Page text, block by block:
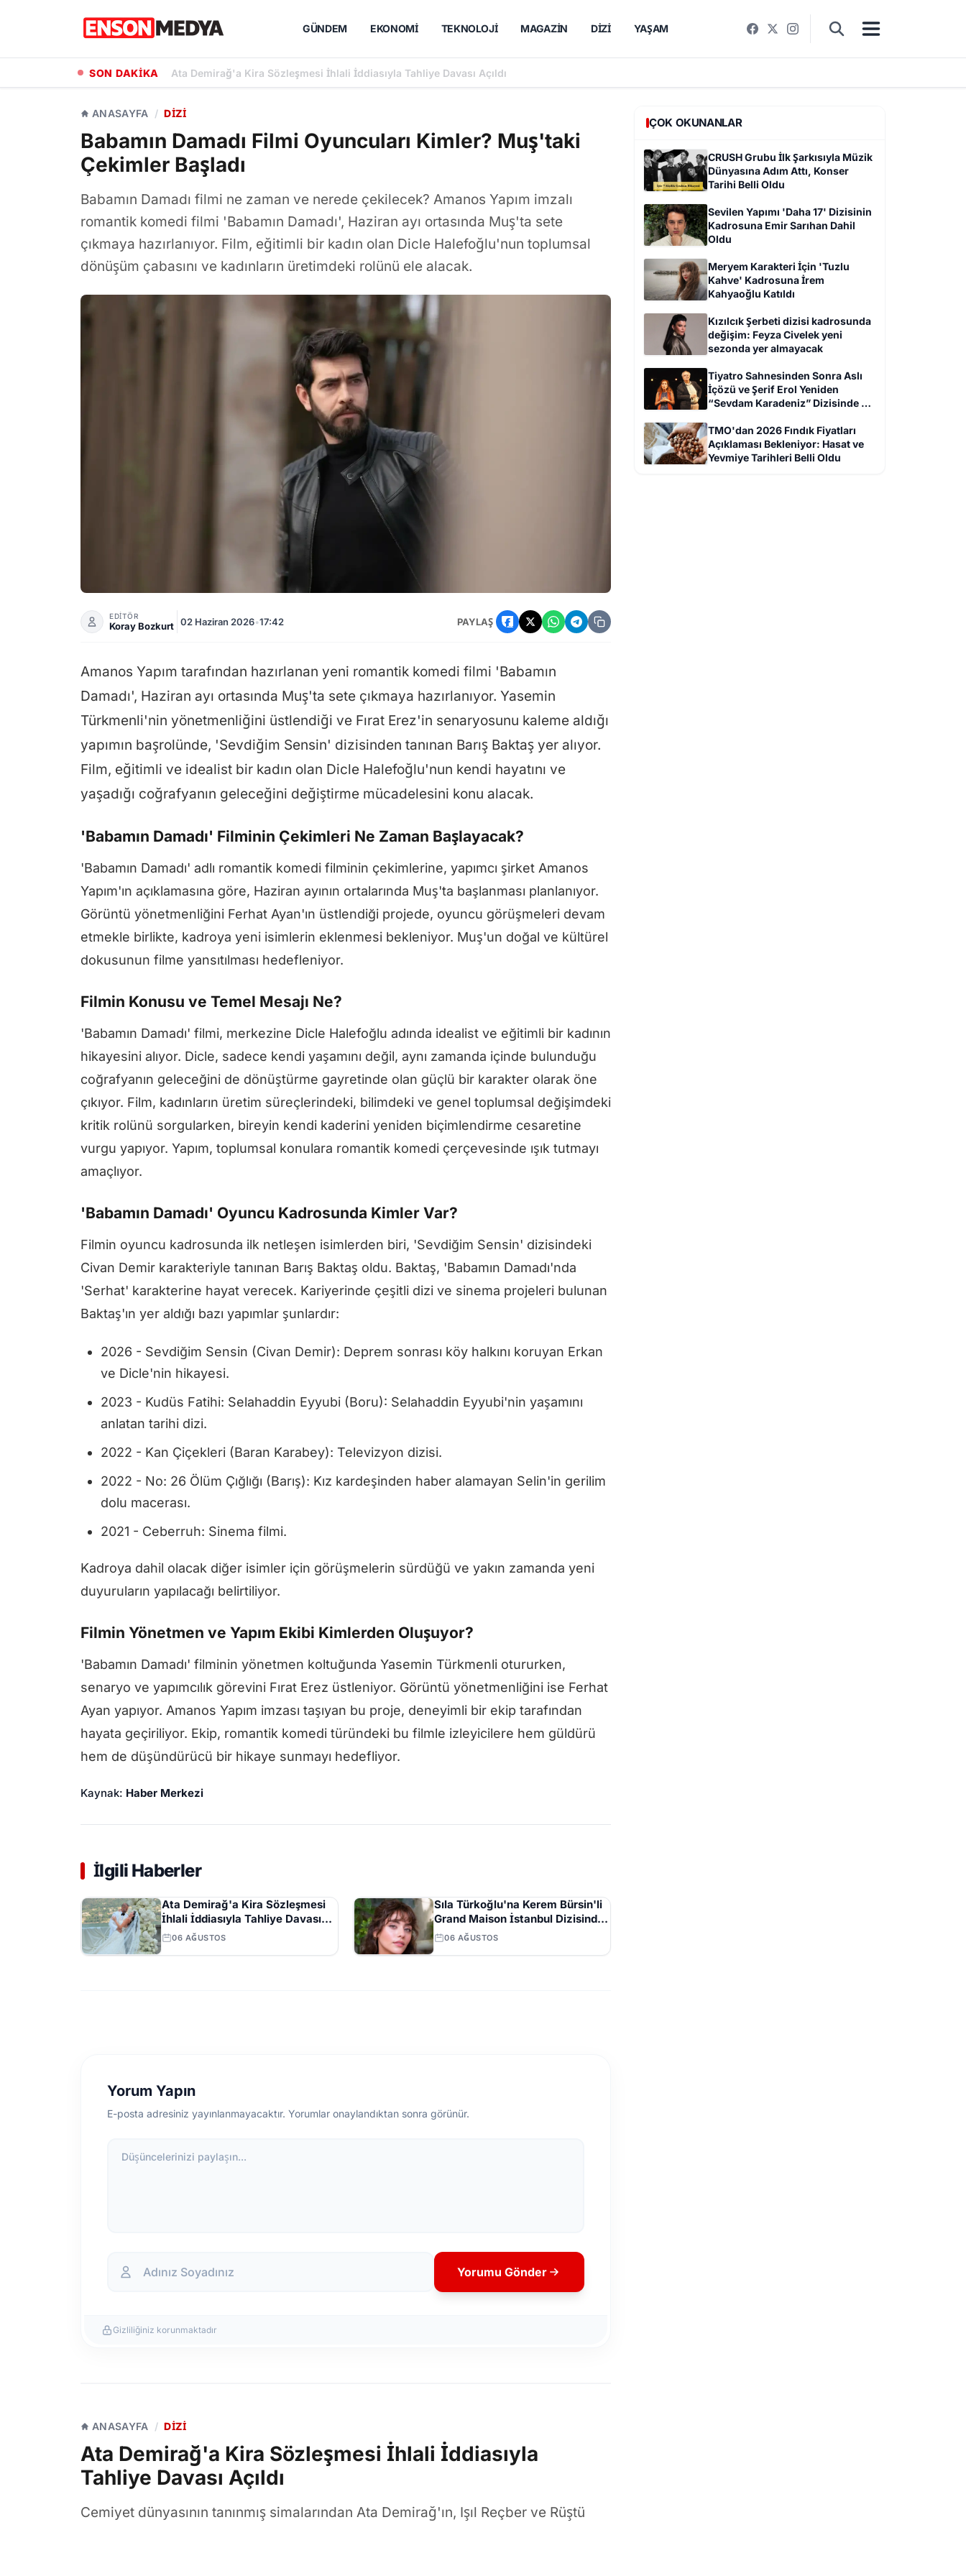
GÜNDEM EKONOMI TEKNOLOJI MAGAZIN DIZI YAŞAM
SON DAKİKA Sıla Türkoğlu'na Kerem Bürsin'li Grand Maison İstanbul Dizisinden Başrol Teklifi
ANASAYFA / DIZI
Babamın Damadı Filmi Oyuncuları Kimler? Muş'taki
Çekimler Başladı
Babamın Damadı filmi ne zaman ve nerede çekilecek? Amanos Yapım imzalı
romantik komedi filmi 'Babamın Damadı', Haziran ayı ortasında Muş'ta sete
çıkmaya hazırlanıyor. Film, eğitimli bir kadın olan Dicle Halefoğlu'nun toplumsal
dönüşüm çabasını ve kadınların üretimdeki rolünü ele alacak.
EDİTÖR
Koray Bozkurt 02 Haziran 2026•17:42 PAYLAŞ
Amanos Yapım tarafından hazırlanan yeni romantik komedi filmi 'Babamın
Damadı', Haziran ayı ortasında Muş'ta sete çıkmaya hazırlanıyor. Yasemin
Türkmenli'nin yönetmenliğini üstlendiği ve Fırat Erez'in senaryosunu kaleme aldığı
yapımın başrolünde, 'Sevdiğim Sensin' dizisinden tanınan Barış Baktaş yer alıyor.
Film, eğitimli ve idealist bir kadın olan Dicle Halefoğlu'nun kendi hayatını ve
yaşadığı coğrafyanın geleceğini değiştirme mücadelesini konu alacak.
'Babamın Damadı' Filminin Çekimleri Ne Zaman Başlayacak?
'Babamın Damadı' adlı romantik komedi filminin çekimlerine, yapımcı şirket Amanos
Yapım'ın açıklamasına göre, Haziran ayının ortalarında Muş'ta başlanması planlanıyor.
Görüntü yönetmenliğini Ferhat Ayan'ın üstlendiği projede, oyuncu görüşmeleri devam
etmekle birlikte, kadroya yeni isimlerin eklenmesi bekleniyor. Muş'un doğal ve kültürel
dokusunun filme yansıtılması hedefleniyor.
Filmin Konusu ve Temel Mesajı Ne?
'Babamın Damadı' filmi, merkezine Dicle Halefoğlu adında idealist ve eğitimli bir kadının
hikayesini alıyor. Dicle, sadece kendi yaşamını değil, aynı zamanda içinde bulunduğu
coğrafyanın geleceğini de dönüştürme gayretinde olan güçlü bir karakter olarak öne
çıkıyor. Film, kadınların üretim süreçlerindeki, bilimdeki ve genel toplumsal değişimdeki
kritik rolünü sorgularken, bireyin kendi kaderini yeniden biçimlendirme cesaretine
vurgu yapıyor. Yapım, toplumsal konulara romantik komedi çerçevesinde ışık tutmayı
amaçlıyor.
'Babamın Damadı' Oyuncu Kadrosunda Kimler Var?
Filmin oyuncu kadrosunda ilk netleşen isimlerden biri, 'Sevdiğim Sensin' dizisindeki
Civan Demir karakteriyle tanınan Barış Baktaş oldu. Baktaş, 'Babamın Damadı'nda
'Serhat' karakterine hayat verecek. Kariyerinde çeşitli dizi ve sinema projeleri bulunan
Baktaş'ın yer aldığı bazı yapımlar şunlardır:
2026 - Sevdiğim Sensin (Civan Demir): Deprem sonrası köy halkını koruyan Erkan
ve Dicle'nin hikayesi.
2023 - Kudüs Fatihi: Selahaddin Eyyubi (Boru): Selahaddin Eyyubi'nin yaşamını
anlatan tarihi dizi.
2022 - Kan Çiçekleri (Baran Karabey): Televizyon dizisi.
2022 - No: 26 Ölüm Çığlığı (Barış): Kız kardeşinden haber alamayan Selin'in gerilim
dolu macerası.
2021 - Ceberruh: Sinema filmi.
Kadroya dahil olacak diğer isimler için görüşmelerin sürdüğü ve yakın zamanda yeni
duyuruların yapılacağı belirtiliyor.
Filmin Yönetmen ve Yapım Ekibi Kimlerden Oluşuyor?
'Babamın Damadı' filminin yönetmen koltuğunda Yasemin Türkmenli otururken,
senaryo ve yapımcılık görevini Fırat Erez üstleniyor. Görüntü yönetmenliğini ise Ferhat
Ayan yapıyor. Amanos Yapım imzası taşıyan bu proje, deneyimli bir ekip tarafından
hayata geçiriliyor. Ekip, romantik komedi türündeki bu filmle izleyicilere hem güldürü
hem de düşündürücü bir hikaye sunmayı hedefliyor.
Kaynak: Haber Merkezi
İlgili Haberler
Ata Demirağ'a Kira Sözleşmesi
İhlali İddiasıyla Tahliye Davası
Açıldı
06 AĞUSTOS
Sıla Türkoğlu'na Kerem Bürsin'li
Grand Maison İstanbul Dizisinden
Başrol Teklifi
06 AĞUSTOS
Yorum Yapın
E-posta adresiniz yayınlanmayacaktır. Yorumlar onaylandıktan sonra görünür.
Düşüncelerinizi paylaşın...
Yorumu Gönder
Gizliliğiniz korunmaktadır
ANASAYFA / DIZI
Ata Demirağ'a Kira Sözleşmesi İhlali İddiasıyla
Tahliye Davası Açıldı
Cemiyet dünyasının tanınmış simalarından Ata Demirağ'ın, Işıl Reçber ve Rüştü
ÇOK OKUNANLAR
CRUSH Grubu İlk Şarkısıyla Müzik
Dünyasına Adım Attı, Konser
Tarihi Belli Oldu
Sevilen Yapımı 'Daha 17' Dizisinin
Kadrosuna Emir Sarıhan Dahil
Oldu
Meryem Karakteri İçin 'Tuzlu
Kahve' Kadrosuna İrem
Kahyaoğlu Katıldı
Kızılcık Şerbeti dizisi kadrosunda
değişim: Feyza Civelek yeni
sezonda yer almayacak
Tiyatro Sahnesinden Sonra Aslı
İçözü ve Şerif Erol Yeniden
“Sevdam Karadeniz” Dizisinde Bir
TMO'dan 2026 Fındık Fiyatları
Açıklaması Bekleniyor: Hasat ve
Yevmiye Tarihleri Belli Oldu